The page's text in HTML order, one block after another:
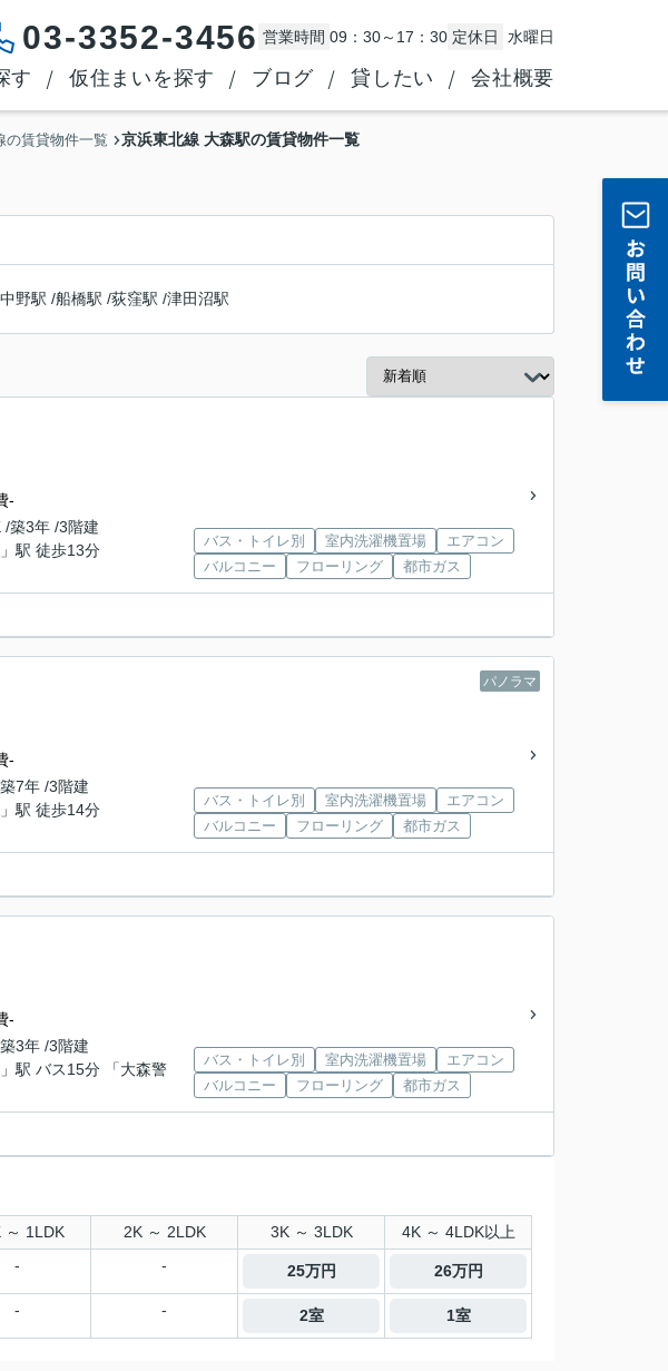
03-3352-3456 営業時間 09：30～17：30 定休日 水曜日
す 仮住まいを探す ブログ 貸したい 会社概要
の賃貸物件一覧 京浜東北線 大森駅の賃貸物件一覧
中野駅 /船橋駅 /荻窪駅 /津田沼駅
-
築3年 /3階建
」駅 徒歩13分
バス・トイレ別 室内洗濯機置場
エアコン
バルコニー
フローリング 都市ガス
パノラマ
-
7年 /3階建
」駅 徒歩14分
バス・トイレ別 室内洗濯機置場
エアコン
バルコニー
フローリング 都市ガス
-
3年 /3階建
」駅 バス15分 「大森警
バス・トイレ別 室内洗濯機置場
エアコン
バルコニー
フローリング 都市ガス
～ 1LDK 2K ～ 2LDK 3K ～ 3LDK 4K ～ 4LDK以上
- - 25万円 26万円
- - 2室 1室